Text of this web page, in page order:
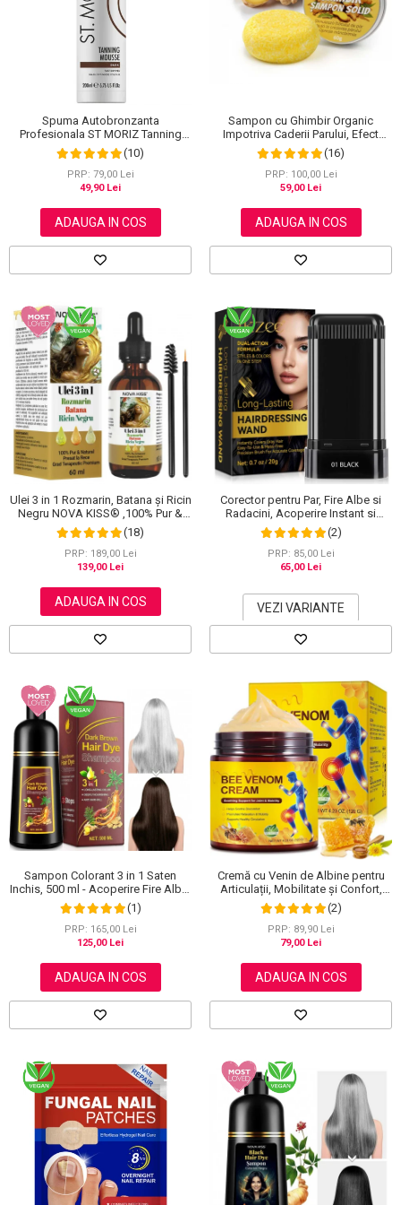
Scrub / Balsam de buze
Netestate pe Animale
Spuma Autobronzanta
Profesionala ST MORIZ Tanning
Mousse, Efect instant, Dark, 200 ml
(10)
PRP: 79,00 Lei
49,90 Lei
ADAUGA IN COS
Sampon cu Ghimbir Organic
Impotriva Caderii Parului, Efect
Regenerator, 100% Natural, NOVA
KISS® 60 g
(16)
PRP: 100,00 Lei
59,00 Lei
ADAUGA IN COS
Ulei 3 in 1 Rozmarin, Batana și Ricin
Negru NOVA KISS® ,100% Pur &
Natural, Grad Terapeutic Premium,
pentru Cresterea Parului, Tratarea
Scalpului si Pielii, 60 ml
(18)
PRP: 189,00 Lei
139,00 Lei
ADAUGA IN COS
Corector pentru Par, Fire Albe si
Radacini, Acoperire Instant si
Rezistenta la Transfer, 20 g
(2)
PRP: 85,00 Lei
65,00 Lei
VEZI VARIANTE
Sampon Colorant 3 in 1 Saten
Inchis, 500 ml - Acoperire Fire Albe,
Hranire si Anti-Cadere
(1)
PRP: 165,00 Lei
125,00 Lei
ADAUGA IN COS
Cremă cu Venin de Albine pentru
Articulații, Mobilitate și Confort,
120 g
(2)
PRP: 89,90 Lei
79,00 Lei
ADAUGA IN COS